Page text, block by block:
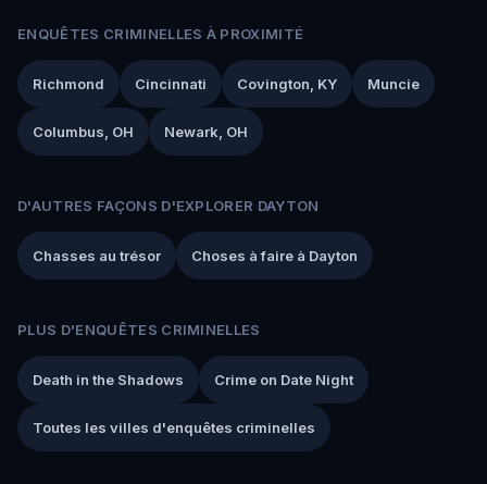
ENQUÊTES CRIMINELLES À PROXIMITÉ
Richmond Cincinnati Covington, KY Muncie
Columbus, OH Newark, OH
D'AUTRES FAÇONS D'EXPLORER DAYTON
Chasses au trésor Choses à faire à Dayton
PLUS D'ENQUÊTES CRIMINELLES
Death in the Shadows Crime on Date Night
Toutes les villes d'enquêtes criminelles